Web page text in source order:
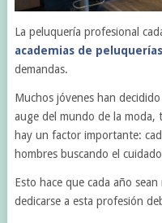
La peluquería profesional
academias de
demandas.
Muchos jóvenes han
auge del mundo de la moda,
hay un factor importante:
hombres buscando el
Esto hace que cada año
dedicarse a esta profesión